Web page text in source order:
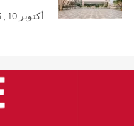
أكتوبر 10, 2025